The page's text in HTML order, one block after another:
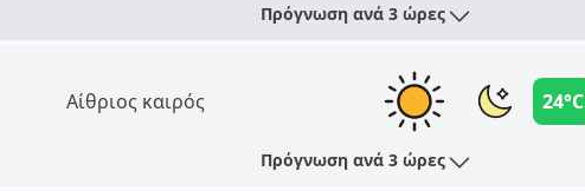
Πρόγνωση ανά 3 ώρες
Αίθριος καιρός 24°C
Πρόγνωση ανά 3 ώρες